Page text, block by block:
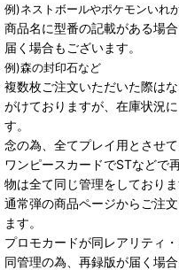
例)ネストボールやポケモンいれ
商品名に型番の記載がある場
届く場合もございます。
例)森の封印石など
複数枚ご注文いただいた際は
がけておりますが、在庫状況
す。
念の為、全てプレイ用とさせて
ワンピースカードでSTなどで
物は全て同じ管理をしておりま
通常弾の商品ページからご注
ます。
プロモカードが同レアリティ
同管理の為、再録版が届く場合